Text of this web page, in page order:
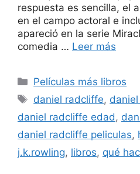
respuesta es sencilla, el
en el campo actoral e
apareció en la serie
comedia … Leer más
Categorías
Películas más libros
Etiquetas
daniel radcliffe,
daniel radcliffe edad,
daniel radcliffe peliculas,
j.k.rowling, libros, qué